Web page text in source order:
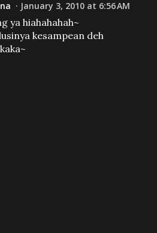
January 3, 2010 at 6:56 AM
ya hiahahahah~
kesampean deh